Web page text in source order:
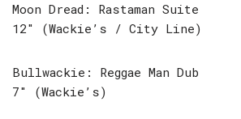
Moon Dread: Rastaman Suite
12″ (Wackie’s / City Line)
Bullwackie: Reggae Man Dub
7″ (Wackie’s)